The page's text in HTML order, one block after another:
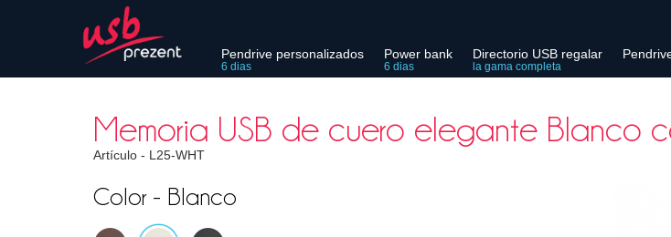
Pendrive personalizados
6 dias
Power bank
6 dias
Directorio USB regalar
la gama completa
Memoria USB de cuero elegante Blanco
Artículo - L25-WHT
Color - Blanco